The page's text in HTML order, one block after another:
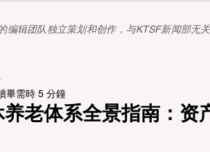
编辑团队独立策划和创作，与KTSF新闻部无
老体系全景指南：资
畢需時 5 分鐘